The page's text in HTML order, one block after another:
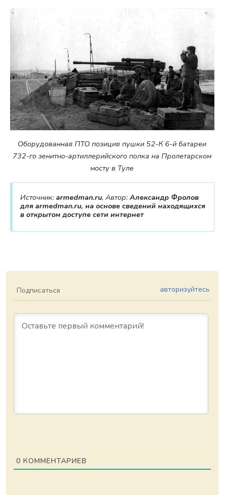
Оборудованная ПТО позиция пушки 52-К 6-й батареи
732-го зенитно-артиллерийского полка на Пролетарском
мосту в Туле
Источник: armedman.ru, Автор: Александр Фролов
для armedman.ru, на основе сведений находящихся
в открытом доступе сети интернет
Подписаться авторизуйтесь
0 КОММЕНТАРИЕВ